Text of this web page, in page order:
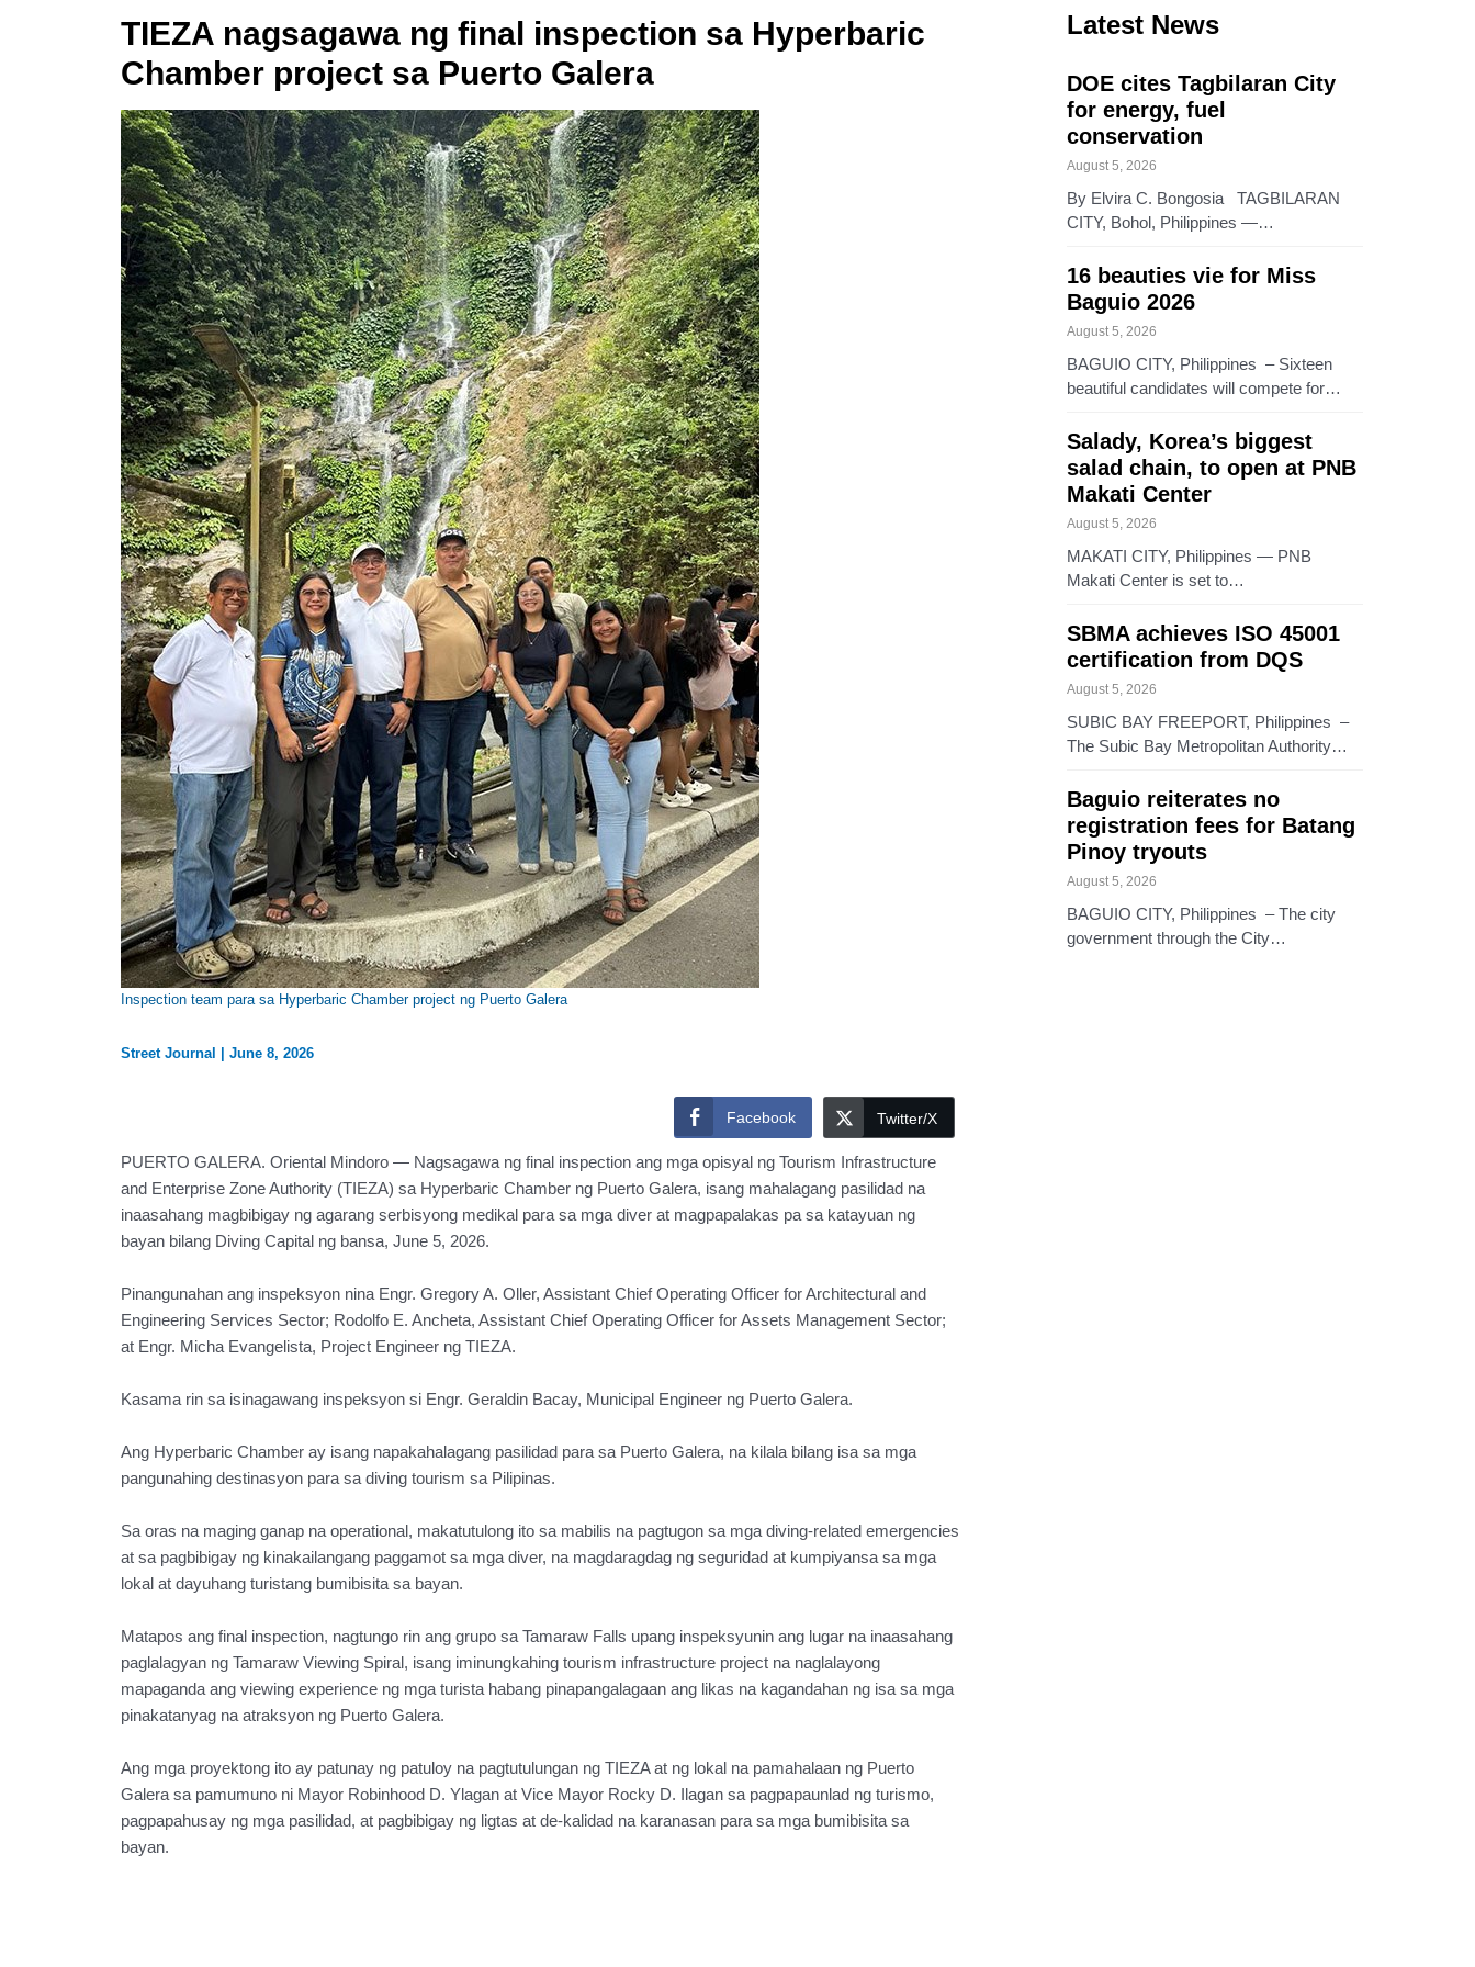
TIEZA nagsagawa ng final inspection sa Hyperbaric
Chamber project sa Puerto Galera
Inspection team para sa Hyperbaric Chamber project ng Puerto Galera
Street Journal | June 8, 2026
Facebook Twitter/X
PUERTO GALERA. Oriental Mindoro — Nagsagawa ng final inspection ang mga opisyal ng Tourism Infrastructure
and Enterprise Zone Authority (TIEZA) sa Hyperbaric Chamber ng Puerto Galera, isang mahalagang pasilidad na
inaasahang magbibigay ng agarang serbisyong medikal para sa mga diver at magpapalakas pa sa katayuan ng
bayan bilang Diving Capital ng bansa, June 5, 2026.
Pinangunahan ang inspeksyon nina Engr. Gregory A. Oller, Assistant Chief Operating Officer for Architectural and
Engineering Services Sector; Rodolfo E. Ancheta, Assistant Chief Operating Officer for Assets Management Sector;
at Engr. Micha Evangelista, Project Engineer ng TIEZA.
Kasama rin sa isinagawang inspeksyon si Engr. Geraldin Bacay, Municipal Engineer ng Puerto Galera.
Ang Hyperbaric Chamber ay isang napakahalagang pasilidad para sa Puerto Galera, na kilala bilang isa sa mga
pangunahing destinasyon para sa diving tourism sa Pilipinas.
Sa oras na maging ganap na operational, makatutulong ito sa mabilis na pagtugon sa mga diving-related emergencies
at sa pagbibigay ng kinakailangang paggamot sa mga diver, na magdaragdag ng seguridad at kumpiyansa sa mga
lokal at dayuhang turistang bumibisita sa bayan.
Matapos ang final inspection, nagtungo rin ang grupo sa Tamaraw Falls upang inspeksyunin ang lugar na inaasahang
paglalagyan ng Tamaraw Viewing Spiral, isang iminungkahing tourism infrastructure project na naglalayong
mapaganda ang viewing experience ng mga turista habang pinapangalagaan ang likas na kagandahan ng isa sa mga
pinakatanyag na atraksyon ng Puerto Galera.
Ang mga proyektong ito ay patunay ng patuloy na pagtutulungan ng TIEZA at ng lokal na pamahalaan ng Puerto
Galera sa pamumuno ni Mayor Robinhood D. Ylagan at Vice Mayor Rocky D. Ilagan sa pagpapaunlad ng turismo,
pagpapahusay ng mga pasilidad, at pagbibigay ng ligtas at de-kalidad na karanasan para sa mga bumibisita sa
bayan.
Latest News
DOE cites Tagbilaran City
for energy, fuel
conservation
August 5, 2026
By Elvira C. Bongosia TAGBILARAN
CITY, Bohol, Philippines —…
16 beauties vie for Miss
Baguio 2026
August 5, 2026
BAGUIO CITY, Philippines – Sixteen
beautiful candidates will compete for…
Salady, Korea’s biggest
salad chain, to open at PNB
Makati Center
August 5, 2026
MAKATI CITY, Philippines — PNB
Makati Center is set to…
SBMA achieves ISO 45001
certification from DQS
August 5, 2026
SUBIC BAY FREEPORT, Philippines –
The Subic Bay Metropolitan Authority…
Baguio reiterates no
registration fees for Batang
Pinoy tryouts
August 5, 2026
BAGUIO CITY, Philippines – The city
government through the City…